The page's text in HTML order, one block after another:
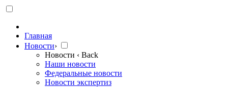
Главная
Новости›
Новости ‹ Back
Наши новости
Федеральные новости
Новости экспертиз